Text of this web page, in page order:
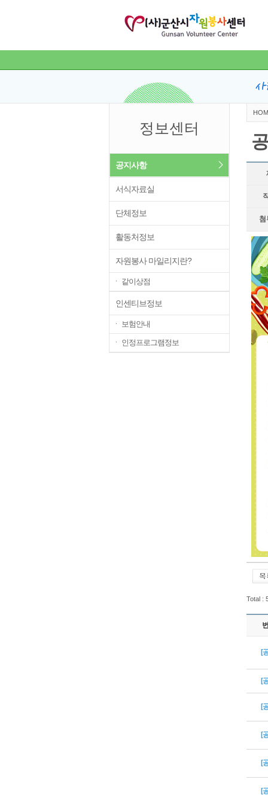
정보센터
공지사항
서식자료실
단체정보
활동처정보
자원봉사 마일리지란?
ㆍ 같이상점
인센티브정보
ㆍ 보험안내
ㆍ 인정프로그램정보
첨
Total :
[
[
[
[
[
[